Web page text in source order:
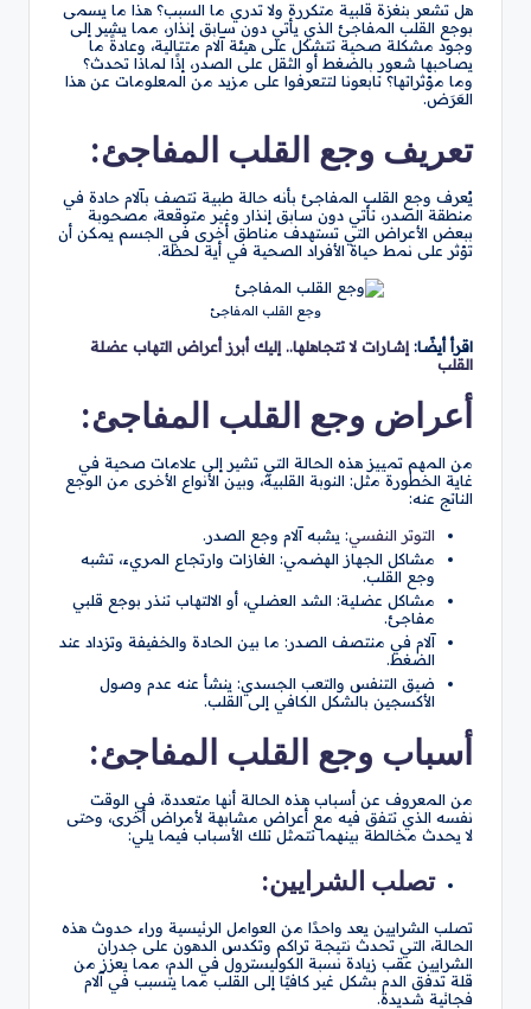
هل تشعر بنغزة قلبية متكررة ولا تدري ما السبب؟ هذا ما يسمى
بوجع القلب المفاجئ الذي يأتي دون سابق إنذار، مما يشير إلى
وجود مشكلة صحية تتشكل على هيئة آلام متتالية، وعادةً ما
يصاحبها شعور بالضغط أو الثقل على الصدر، إذًا لماذا تحدث؟
وما مؤثراتها؟ تابعونا لتتعرفوا على مزيد من المعلومات عن هذا
العَرَض.
تعريف وجع القلب المفاجئ:
يُعرف وجع القلب المفاجئ بأنه حالة طبية تتصف بآلام حادة في
منطقة الصدر، تأتي دون سابق إنذار وغير متوقعة، مصحوبة
ببعض الأعراض التي تستهدف مناطق أخرى في الجسم يمكن أن
تؤثر على نمط حياة الأفراد الصحية في أية لحظة.
وجع القلب المفاجئ
اقرأ أيضًا: إشارات لا تتجاهلها.. إليك أبرز أعراض التهاب عضلة
القلب
أعراض وجع القلب المفاجئ:
من المهم تمييز هذه الحالة التي تشير إلى علامات صحية في
غاية الخطورة مثل: النوبة القلبية، وبين الأنواع الأخرى من الوجع
الناتج عنه:
التوتر النفسي: يشبه آلام وجع الصدر.
مشاكل الجهاز الهضمي: الغازات وارتجاع المريء، تشبه
وجع القلب.
مشاكل عضلية: الشد العضلي، أو الالتهاب تنذر بوجع قلبي
مفاجئ.
آلام في منتصف الصدر: ما بين الحادة والخفيفة وتزداد عند
الضغط.
ضيق التنفس والتعب الجسدي: ينشأ عنه عدم وصول
الأكسجين بالشكل الكافي إلى القلب.
أسباب وجع القلب المفاجئ:
من المعروف عن أسباب هذه الحالة أنها متعددة، في الوقت
نفسه الذي تتفق فيه مع أعراض مشابهة لأمراض أخرى، وحتى
لا يحدث مخالطة بينهما تتمثل تلك الأسباب فيما يلي:
تصلب الشرايين:
تصلب الشرايين يعد واحدًا من العوامل الرئيسية وراء حدوث هذه
الحالة، التي تحدث نتيجة تراكم وتكدس الدهون على جدران
الشرايين عقب زيادة نسبة الكوليسترول في الدم، مما يعزز من
قلة تدفق الدم بشكل غير كافيًا إلى القلب مما يتسبب في آلام
فجائية شديدة.